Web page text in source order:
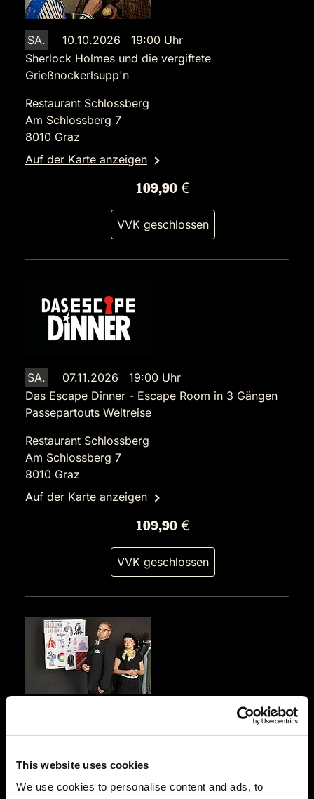
This website uses cookies
We use cookies to personalise content and ads, to
SA.
10.10.2026 19:00 Uhr
Sherlock Holmes und die vergiftete
Grießnockerlsupp'n
Restaurant Schlossberg
Am Schlossberg 7
8010 Graz
Auf der Karte anzeigen
109,90 €
VVK geschlossen
SA.
07.11.2026 19:00 Uhr
Das Escape Dinner - Escape Room in 3 Gängen
Passepartouts Weltreise
Restaurant Schlossberg
Am Schlossberg 7
8010 Graz
Auf der Karte anzeigen
109,90 €
VVK geschlossen
Prêt-à-morter - Der letzte Schrei
Restaurant Schlossberg
8010 Graz